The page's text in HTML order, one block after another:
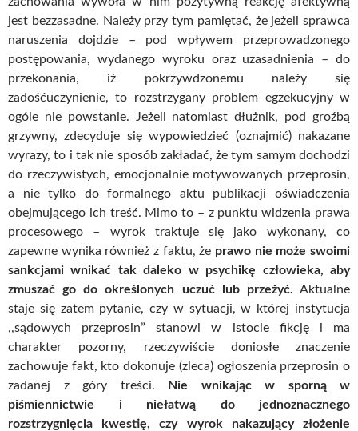
jest bezzasadne. Należy przy tym pamiętać, że jeżeli sprawca
naruszenia dojdzie – pod wpływem przeprowadzonego
postępowania, wydanego wyroku oraz uzasadnienia – do
przekonania, iż pokrzywdzonemu należy się
zadośćuczynienie, to rozstrzygany problem egzekucyjny w
ogóle nie powstanie. Jeżeli natomiast dłużnik, pod groźbą
grzywny, zdecyduje się wypowiedzieć (oznajmić) nakazane
wyrazy, to i tak nie sposób zakładać, że tym samym dochodzi
do rzeczywistych, emocjonalnie motywowanych przeprosin,
a nie tylko do formalnego aktu publikacji oświadczenia
obejmującego ich treść. Mimo to – z punktu widzenia prawa
procesowego – wyrok traktuje się jako wykonany, co
zapewne wynika również z faktu, że prawo nie może swoimi
sankcjami wnikać tak daleko w psychikę człowieka, aby
zmuszać go do określonych uczuć lub przeżyć. Aktualne
staje się zatem pytanie, czy w sytuacji, w której instytucja
,,sądowych przeprosin” stanowi w istocie fikcję i ma
charakter pozorny, rzeczywiście doniosłe znaczenie
zachowuje fakt, kto dokonuje (zleca) ogłoszenia przeprosin o
zadanej z góry treści.
Nie wnikając w sporną w
piśmiennictwie i niełatwą do jednoznacznego
rozstrzygnięcia kwestię, czy wyrok nakazujący złożenie